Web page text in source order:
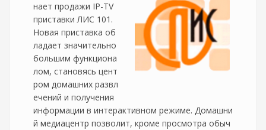
нает продажи IP-TV
приставки ЛИС 101.
Новая приставка об
ладает значительно
большим функциона
лом, становясь цент
ром домашних развл
ечений и получения
информации в интерактивном режиме. Домашни
й медиацентр позволит, кроме просмотра обыч